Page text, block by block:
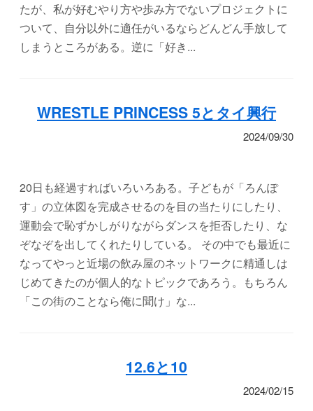
たが、私が好むやり方や歩み方でないプロジェクトに
ついて、自分以外に適任がいるならどんどん手放して
しまうところがある。逆に「好き...
WRESTLE PRINCESS 5とタイ興行
2024/09/30
20日も経過すればいろいろある。子どもが「ろんぽ
す」の立体図を完成させるのを目の当たりにしたり、
運動会で恥ずかしがりながらダンスを拒否したり、な
ぞなぞを出してくれたりしている。 その中でも最近に
なってやっと近場の飲み屋のネットワークに精通しは
じめてきたのが個人的なトピックであろう。もちろん
「この街のことなら俺に聞け」な...
12.6と10
2024/02/15